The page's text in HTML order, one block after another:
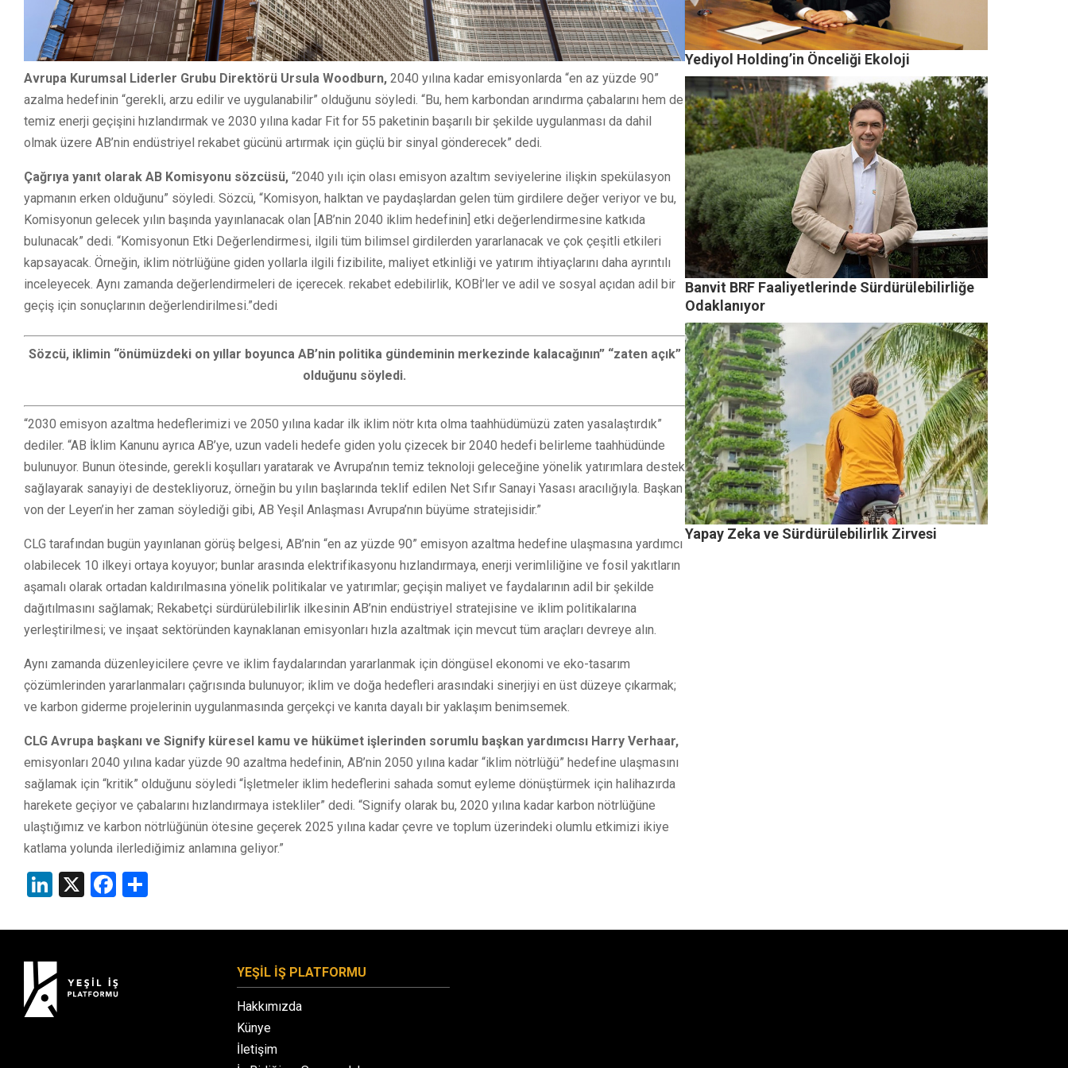
Avrupa Kurumsal Liderler Grubu Direktörü Ursula Woodburn, 2040 yılına kadar emisyonlarda “en az yüzde 90”
azalma hedefinin “gerekli, arzu edilir ve uygulanabilir” olduğunu söyledi. “Bu, hem karbondan arındırma çabalarını hem de
temiz enerji geçişini hızlandırmak ve 2030 yılına kadar Fit for 55 paketinin başarılı bir şekilde uygulanması da dahil
olmak üzere AB’nin endüstriyel rekabet gücünü artırmak için güçlü bir sinyal gönderecek” dedi.
Çağrıya yanıt olarak AB Komisyonu sözcüsü, “2040 yılı için olası emisyon azaltım seviyelerine ilişkin spekülasyon
yapmanın erken olduğunu” söyledi. Sözcü, “Komisyon, halktan ve paydaşlardan gelen tüm girdilere değer veriyor ve bu,
Komisyonun gelecek yılın başında yayınlanacak olan [AB’nin 2040 iklim hedefinin] etki değerlendirmesine katkıda
bulunacak” dedi. “Komisyonun Etki Değerlendirmesi, ilgili tüm bilimsel girdilerden yararlanacak ve çok çeşitli etkileri
kapsayacak. Örneğin, iklim nötrlüğüne giden yollarla ilgili fizibilite, maliyet etkinliği ve yatırım ihtiyaçlarını daha ayrıntılı
inceleyecek. Aynı zamanda değerlendirmeleri de içerecek. rekabet edebilirlik, KOBİ’ler ve adil ve sosyal açıdan adil bir
geçiş için sonuçlarının değerlendirilmesi.”dedi
Sözcü, iklimin “önümüzdeki on yıllar boyunca AB’nin politika gündeminin merkezinde kalacağının” “zaten açık”
olduğunu söyledi.
“2030 emisyon azaltma hedeflerimizi ve 2050 yılına kadar ilk iklim nötr kıta olma taahhüdümüzü zaten yasalaştırdık”
dediler. “AB İklim Kanunu ayrıca AB’ye, uzun vadeli hedefe giden yolu çizecek bir 2040 hedefi belirleme taahhüdünde
bulunuyor. Bunun ötesinde, gerekli koşulları yaratarak ve Avrupa’nın temiz teknoloji geleceğine yönelik yatırımlara destek
sağlayarak sanayiyi de destekliyoruz, örneğin bu yılın başlarında teklif edilen Net Sıfır Sanayi Yasası aracılığıyla. Başkan
von der Leyen’in her zaman söylediği gibi, AB Yeşil Anlaşması Avrupa’nın büyüme stratejisidir.”
CLG tarafından bugün yayınlanan görüş belgesi, AB’nin “en az yüzde 90” emisyon azaltma hedefine ulaşmasına yardımcı
olabilecek 10 ilkeyi ortaya koyuyor; bunlar arasında elektrifikasyonu hızlandırmaya, enerji verimliliğine ve fosil yakıtların
aşamalı olarak ortadan kaldırılmasına yönelik politikalar ve yatırımlar; geçişin maliyet ve faydalarının adil bir şekilde
dağıtılmasını sağlamak; Rekabetçi sürdürülebilirlik ilkesinin AB’nin endüstriyel stratejisine ve iklim politikalarına
yerleştirilmesi; ve inşaat sektöründen kaynaklanan emisyonları hızla azaltmak için mevcut tüm araçları devreye alın.
Aynı zamanda düzenleyicilere çevre ve iklim faydalarından yararlanmak için döngüsel ekonomi ve eko-tasarım
çözümlerinden yararlanmaları çağrısında bulunuyor; iklim ve doğa hedefleri arasındaki sinerjiyi en üst düzeye çıkarmak;
ve karbon giderme projelerinin uygulanmasında gerçekçi ve kanıta dayalı bir yaklaşım benimsemek.
CLG Avrupa başkanı ve Signify küresel kamu ve hükümet işlerinden sorumlu başkan yardımcısı Harry Verhaar,
emisyonları 2040 yılına kadar yüzde 90 azaltma hedefinin, AB’nin 2050 yılına kadar “iklim nötrlüğü” hedefine ulaşmasını
sağlamak için “kritik” olduğunu söyledi “İşletmeler iklim hedeflerini sahada somut eyleme dönüştürmek için halihazırda
harekete geçiyor ve çabalarını hızlandırmaya istekliler” dedi. “Signify olarak bu, 2020 yılına kadar karbon nötrlüğüne
ulaştığımız ve karbon nötrlüğünün ötesine geçerek 2025 yılına kadar çevre ve toplum üzerindeki olumlu etkimizi ikiye
katlama yolunda ilerlediğimiz anlamına geliyor.”
LinkedIn
X Facebook
Yediyol Holding’in Önceliği Ekoloji
Banvit BRF Faaliyetlerinde Sürdürülebilirliğe
Odaklanıyor
Yapay Zeka ve Sürdürülebilirlik Zirvesi
YEŞİL İŞ PLATFORMU
Hakkımızda
Künye
İletişim